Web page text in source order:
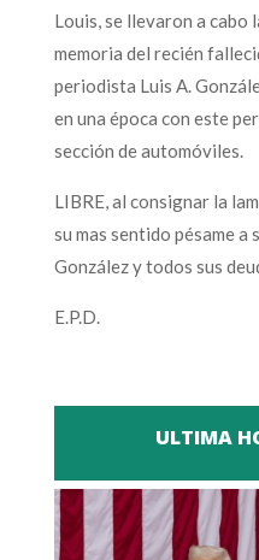
Louis, se llevaron a cabo
memoria del recién
periodista Luis A.
en una época con este
sección de automóviles.
LIBRE, al consignar la
su mas sentido pésame a
González y todos sus
E.P.D.
ULTIMA